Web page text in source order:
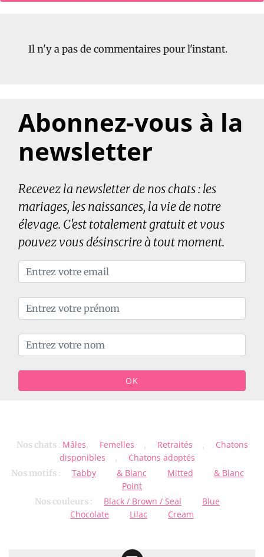
Il n'y a pas de commentaires pour l'instant.
Abonnez-vous à la
newsletter
Recevez la newsletter de nos chats : les
mariages, les naissances, la vie de notre
élevage. C'est totalement gratuit et vous
pouvez vous désinscrire à tout moment.
OK
Nos chats: Mâles, Femelles , Retraités ,
Chatons
disponibles
, Chatons adoptés
Nos motifs: Tabby & Blanc Mitted
& Blanc
Point
Nos couleurs : Black / Brown / Seal
Blue
Chocolate
Lilac Cream